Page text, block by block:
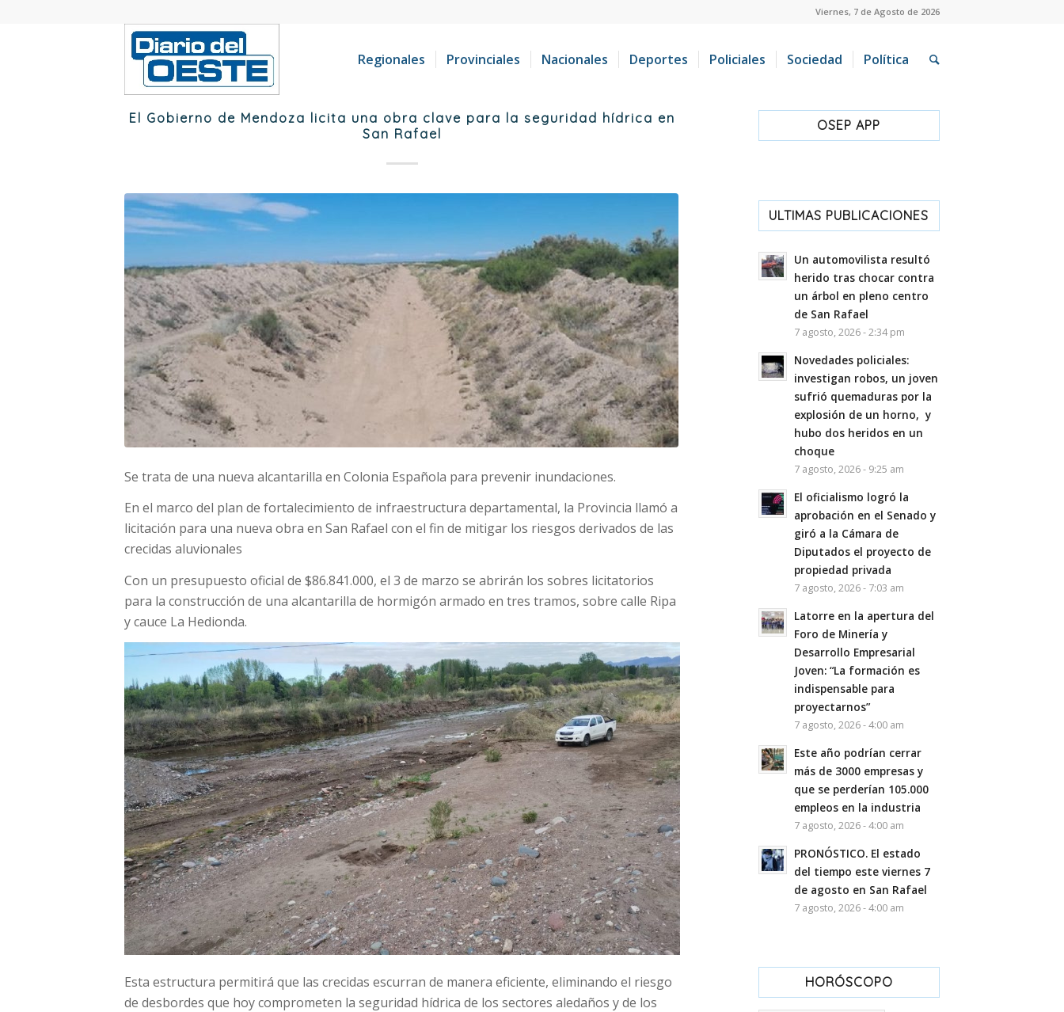
Viernes, 7 de Agosto de 2026
Regionales Provinciales Nacionales Deportes Policiales Sociedad Política
El Gobierno de Mendoza licita una obra clave para la seguridad hídrica en
San Rafael
Se trata de una nueva alcantarilla en Colonia Española para prevenir inundaciones.
En el marco del plan de fortalecimiento de infraestructura departamental, la Provincia llamó a
licitación para una nueva obra en San Rafael con el fin de mitigar los riesgos derivados de las
crecidas aluvionales
Con un presupuesto oficial de $86.841.000, el 3 de marzo se abrirán los sobres licitatorios
para la construcción de una alcantarilla de hormigón armado en tres tramos, sobre calle Ripa
y cauce La Hedionda.
Esta estructura permitirá que las crecidas escurran de manera eficiente, eliminando el riesgo
de desbordes que hoy comprometen la seguridad hídrica de los sectores aledaños y de los
OSEP APP
ULTIMAS PUBLICACIONES
Un automovilista resultó
herido tras chocar contra
un árbol en pleno centro
de San Rafael
7 agosto, 2026 - 2:34 pm
Novedades policiales:
investigan robos, un joven
sufrió quemaduras por la
explosión de un horno, y
hubo dos heridos en un
choque
7 agosto, 2026 - 9:25 am
El oficialismo logró la
aprobación en el Senado y
giró a la Cámara de
Diputados el proyecto de
propiedad privada
7 agosto, 2026 - 7:03 am
Latorre en la apertura del
Foro de Minería y
Desarrollo Empresarial
Joven: “La formación es
indispensable para
proyectarnos”
7 agosto, 2026 - 4:00 am
Este año podrían cerrar
más de 3000 empresas y
que se perderían 105.000
empleos en la industria
7 agosto, 2026 - 4:00 am
PRONÓSTICO. El estado
del tiempo este viernes 7
de agosto en San Rafael
7 agosto, 2026 - 4:00 am
HORÓSCOPO